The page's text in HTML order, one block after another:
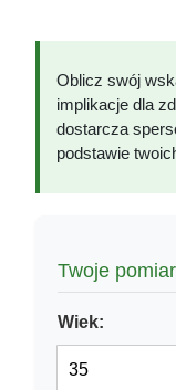
Oblicz swój
implikacje dla
dostarcza
podstawie
Twoje
Wiek: